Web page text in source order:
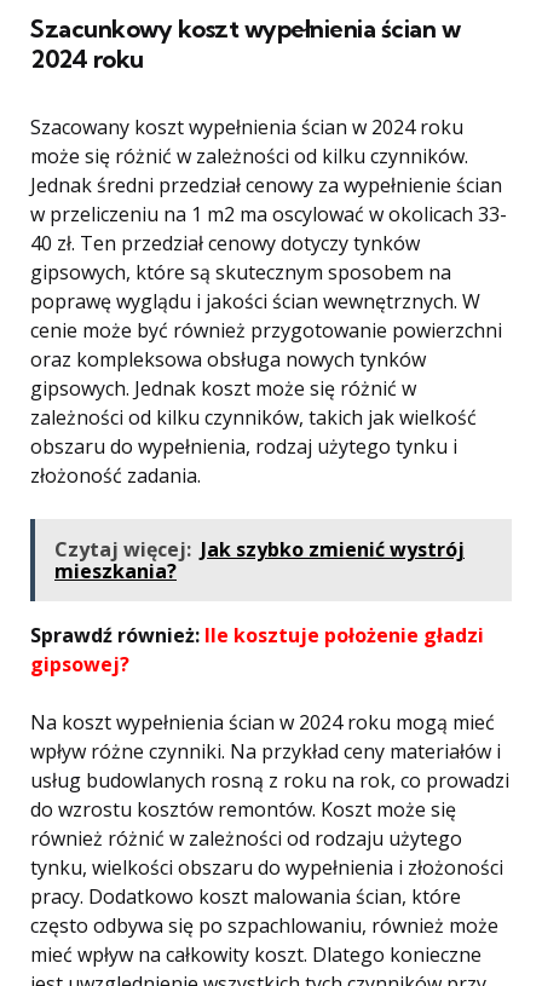
Szacunkowy koszt wypełnienia ścian w
2024 roku
Szacowany koszt wypełnienia ścian w 2024 roku
może się różnić w zależności od kilku czynników.
Jednak średni przedział cenowy za wypełnienie ścian
w przeliczeniu na 1 m2 ma oscylować w okolicach 33-
40 zł. Ten przedział cenowy dotyczy tynków
gipsowych, które są skutecznym sposobem na
poprawę wyglądu i jakości ścian wewnętrznych. W
cenie może być również przygotowanie powierzchni
oraz kompleksowa obsługa nowych tynków
gipsowych. Jednak koszt może się różnić w
zależności od kilku czynników, takich jak wielkość
obszaru do wypełnienia, rodzaj użytego tynku i
złożoność zadania.
Czytaj więcej: Jak szybko zmienić wystrój
mieszkania?
Sprawdź również: Ile kosztuje położenie gładzi
gipsowej?
Na koszt wypełnienia ścian w 2024 roku mogą mieć
wpływ różne czynniki. Na przykład ceny materiałów i
usług budowlanych rosną z roku na rok, co prowadzi
do wzrostu kosztów remontów. Koszt może się
również różnić w zależności od rodzaju użytego
tynku, wielkości obszaru do wypełnienia i złożoności
pracy. Dodatkowo koszt malowania ścian, które
często odbywa się po szpachlowaniu, również może
mieć wpływ na całkowity koszt. Dlatego konieczne